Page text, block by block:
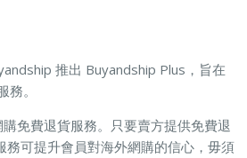
推出 Buyandship Plus，旨在
。
免費退貨服務。只要賣方提供免費退
可提升會員對海外網購的信心，毋須